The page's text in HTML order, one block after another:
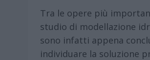
Tra le opere più
studio di modellazione
sono infatti appena
individuare la soluzione